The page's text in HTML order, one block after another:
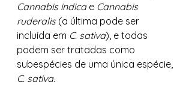
Cannabis indica e Cannabis
ruderalis (a última pode ser
incluída em C. sativa), e todas
podem ser tratadas como
subespécies de uma única espécie,
C. sativa.